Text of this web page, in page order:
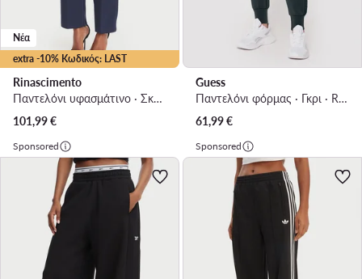
extra -10% Κωδικός: LAST
Νέα
Rinascimento
Παντελόνι υφασμάτινο · Σκούρο μπλε · Regular Fit
101,99€
Guess
Παντελόνι φόρμας · Γκρι · Regular Fit
61,99€
Sponsored Sponsored